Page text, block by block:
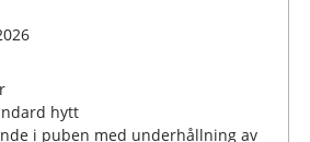
hytt
i puben med underhållning av